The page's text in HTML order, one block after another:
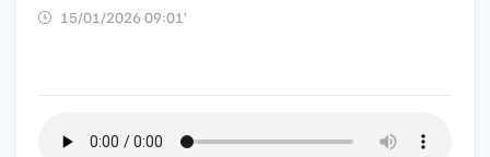
15/01/2026 09:01’